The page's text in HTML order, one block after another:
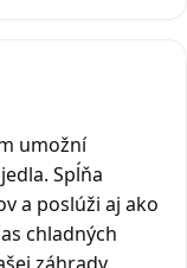
umožní
Spĺňa
a poslúži aj ako
chladných